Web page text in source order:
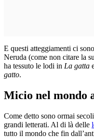
E questi atteggiamenti ci
Neruda (come non citare la
ha tessuto le lodi in La gatta
gatto.
Micio nel mondo
Come detto sono ormai
grandi letterati. Al di là delle
tutto il mondo che fin